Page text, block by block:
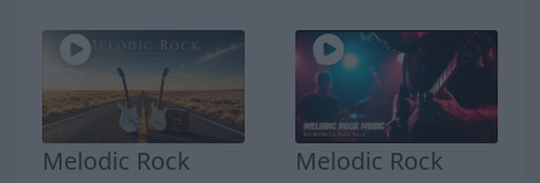
Melodic Rock
Melodic Rock